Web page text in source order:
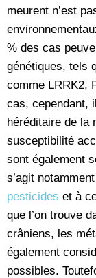
meurent n’est
% des cas
génétiques, tels
comme LRRK2,
cas, cependant,
héréditaire de la
susceptibilité
sont également
s’agit
pesticides et à
que l’on trouve
crâniens, les
également
possibles.